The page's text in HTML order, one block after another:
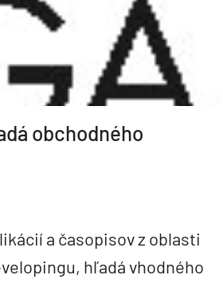
obchodného
a časopisov z oblasti
hľadá vhodného